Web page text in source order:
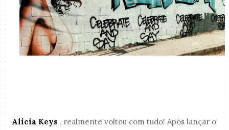
Alicia Keys , realmente voltou com tudo! Após lançar o